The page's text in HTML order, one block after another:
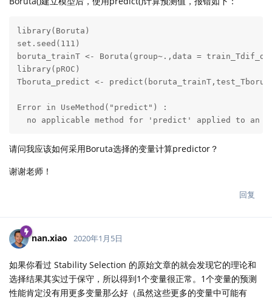
library(Boruta)
set.seed(111)
boruta_trainT <- Boruta(group~.,data =
library(pROC)
Tboruta_predict <-
Error in UseMethod("predict") :
no applicable method for 'predict' applied to an
请问我应该如何采用Boruta选择的变量计算predictor？
谢谢老师！
回复
nan.xiao 2020年1月5日
如果你看过 Stability Selection 的原始文章的就会发现它的理论和
选择结果其实过于保守，所以得到1个变量很正常。1个变量的预测
性能肯定没有用更多变量那么好（虽然这些更多的变量中可能有